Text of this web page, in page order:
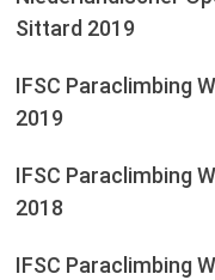
Sittard 2019
IFSC Paraclimbing
2019
IFSC Paraclimbing
2018
IFSC Paraclimbing